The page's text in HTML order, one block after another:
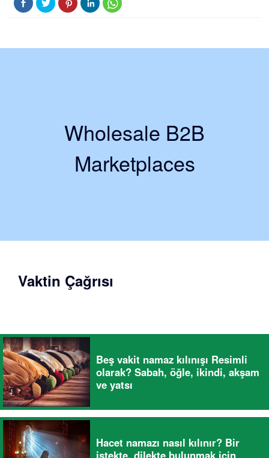
Wholesale B2B
Marketplaces
Vaktin Çağrısı
Beş vakit namaz kılınışı Resimli
olarak? Sabah, öğle, ikindi, akşam
ve yatsı
Hacet namazı nasıl kılınır? Bir
istekte, dilekte bulunmak için